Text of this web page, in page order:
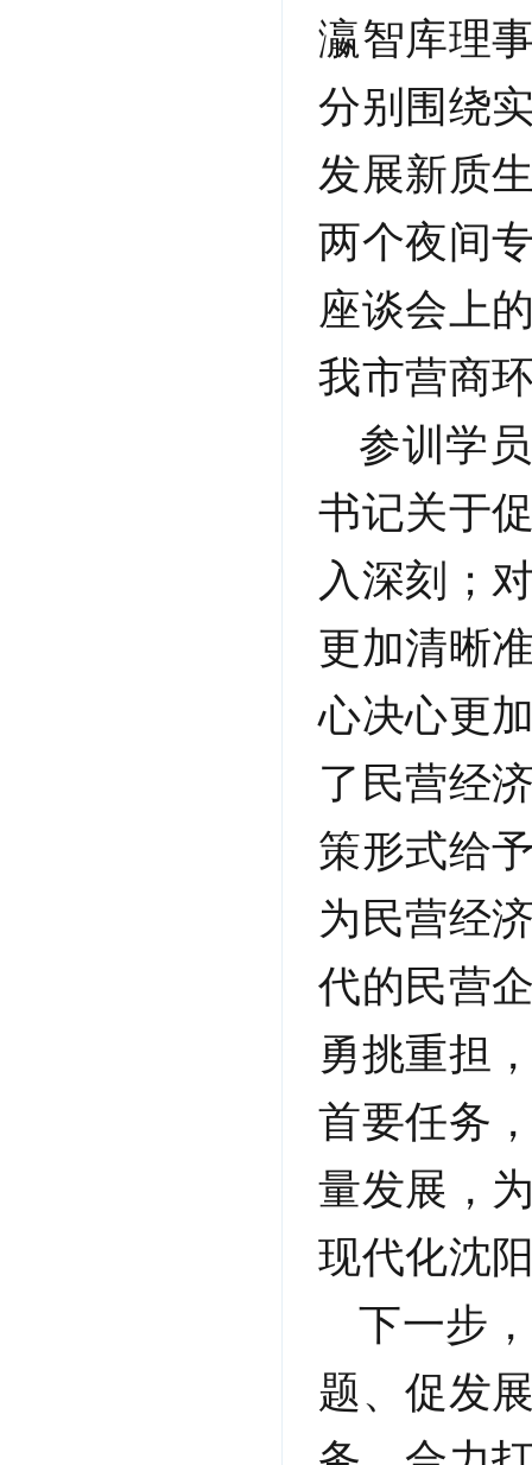
瀛智库理
分别围绕
发展新质
两个夜间
座谈会上
我市营商
参训学
书记关于
入深刻；
更加清晰
心决心更
了民营经
策形式给
为民营经
代的民营
勇挑重担
首要任务
量发展，
现代化沈
下一步
题、促发